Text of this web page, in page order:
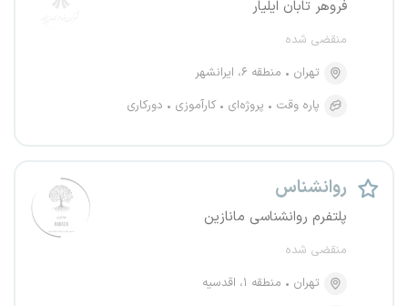
فروهر تابان ایلیار
منقضی شده
تهران
منطقه ۶، ایرانشهر
پاره وقت
پروژه‌ای کارآموزی دورکاری
روانشناس
پلتفرم روانشناسی مانازین
منقضی شده
تهران
منطقه ۱، اقدسیه